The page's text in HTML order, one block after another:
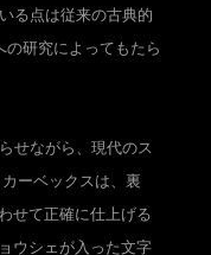
る点は従来の古典的
研究によってもたら
せながら、現代のス
ーベックスは、裏
せて正確に仕上げる
ウシェが入った文字